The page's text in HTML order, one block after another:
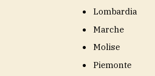
Lombardia
Marche
Molise
Piemonte